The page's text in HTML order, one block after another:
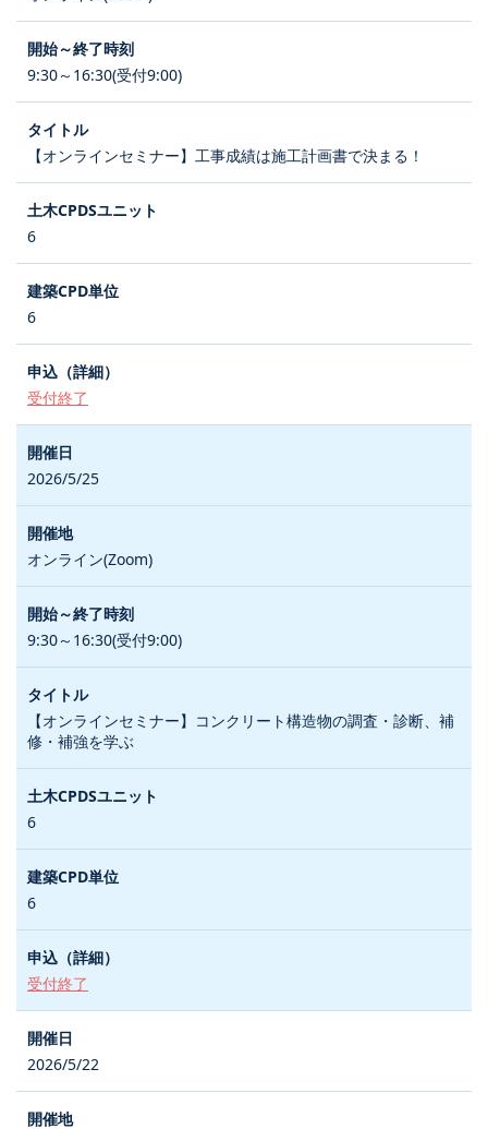
9:30～16:30(受付9:00)
【オンラインセミナー】工事成績は施工計画書で決まる！
6
6
受付終了
2026/5/25
オンライン(Zoom)
9:30～16:30(受付9:00)
【オンラインセミナー】コンクリート構造物の調査・診断、補
修・補強を学ぶ
6
6
受付終了
2026/5/22